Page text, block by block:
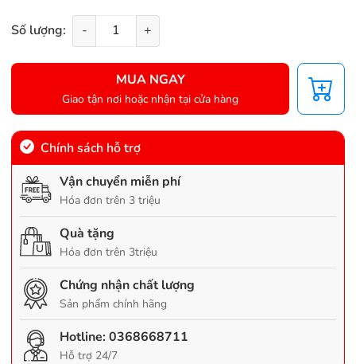
Số lượng: - +
MUA NGAY
Giao tận nơi hoặc nhận tại cửa hàng
Chính sách hỗ trợ
Vận chuyển miễn phí
Hóa đơn trên 3 triệu
Quà tặng
Hóa đơn trên 3triệu
Chứng nhận chất lượng
Sản phẩm chính hãng
Hotline:0368668711
Hỗ trợ 24/7